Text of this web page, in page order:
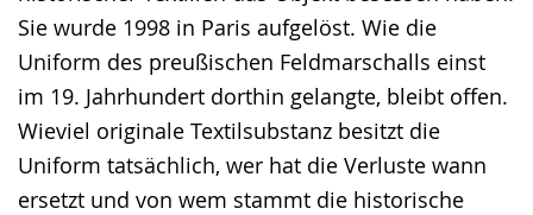
Sie wurde 1998 in Paris aufgelöst. Wie die
Uniform des preußischen Feldmarschalls einst
im 19. Jahrhundert dorthin gelangte, bleibt offen.
Wieviel originale Textilsubstanz besitzt die
Uniform tatsächlich, wer hat die Verluste wann
ersetzt und von wem stammt die historische